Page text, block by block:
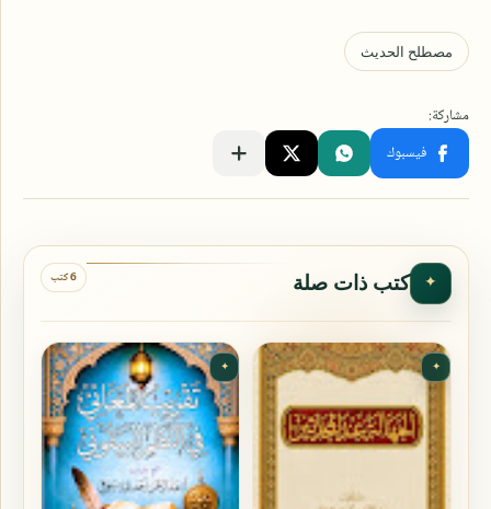
✦ كتب ذات صلة 6 كتب
✦
✦